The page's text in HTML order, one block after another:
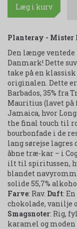
Læg i kurv
Planteray - Mister
Den længe
Danmark! Dette
take på en
originalen. Dette er
Barbados, 35% fra
Mauritius (lavet på
Jamaica, hvor
the final touch til
bourbonfade i de
lang sørejse lagres
åbne træ-kar – i
ilt til spiritussen,
blandet
solide 55,7%
Farve: Rav. Duft:
chokolade, vanilje
Smagsnoter: Rig,
karamel og